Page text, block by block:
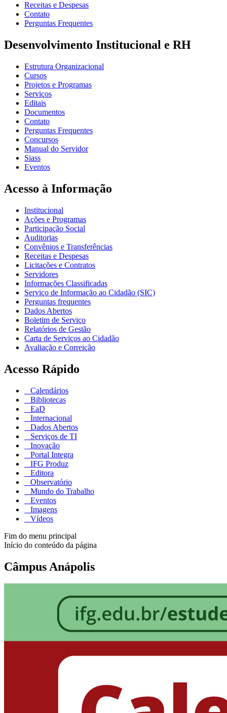
Receitas e Despesas
Contato
Perguntas Frequentes
Desenvolvimento Institucional e RH
Estrutura Organizacional
Cursos
Projetos e Programas
Serviços
Editais
Documentos
Contato
Perguntas Frequentes
Concursos
Manual do Servidor
Siass
Eventos
Acesso à Informação
Institucional
Ações e Programas
Participação Social
Auditorias
Convênios e Transferências
Receitas e Despesas
Licitações e Contratos
Servidores
Informações Classificadas
Serviço de Informação ao Cidadão (SIC)
Perguntas frequentes
Dados Abertos
Boletim de Serviço
Relatórios de Gestão
Carta de Serviços ao Cidadão
Avaliação e Correição
Acesso Rápido
Calendários
Bibliotecas
EaD
Internacional
Dados Abertos
Serviços de TI
Inovação
Portal Integra
IFG Produz
Editora
Observatório
Mundo do Trabalho
Eventos
Imagens
Vídeos
Fim do menu principal
Início do conteúdo da página
Câmpus Anápolis